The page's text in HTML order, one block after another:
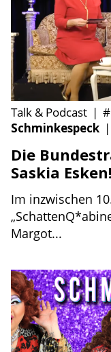
Talk & Podcast |
Schminkespeck |
Die
Saskia Esken!
Im inzwischen
Margot...